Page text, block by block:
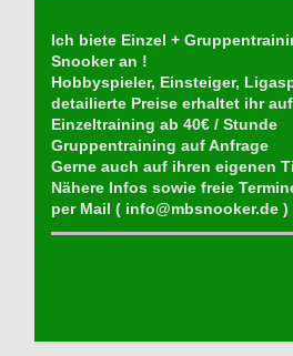
Ich biete Einzel +
Snooker an !
Hobbyspieler, Einsteiger,
detailierte Preise erhaltet ihr
Einzeltraining ab 40€ / Stunde
Gruppentraining auf Anfrage
Gerne auch auf ihren eigenen
Nähere Infos sowie freie
per Mail ( info@mbsnooker.de )